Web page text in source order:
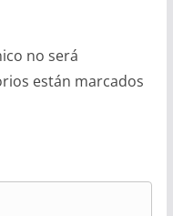
no será
están marcados